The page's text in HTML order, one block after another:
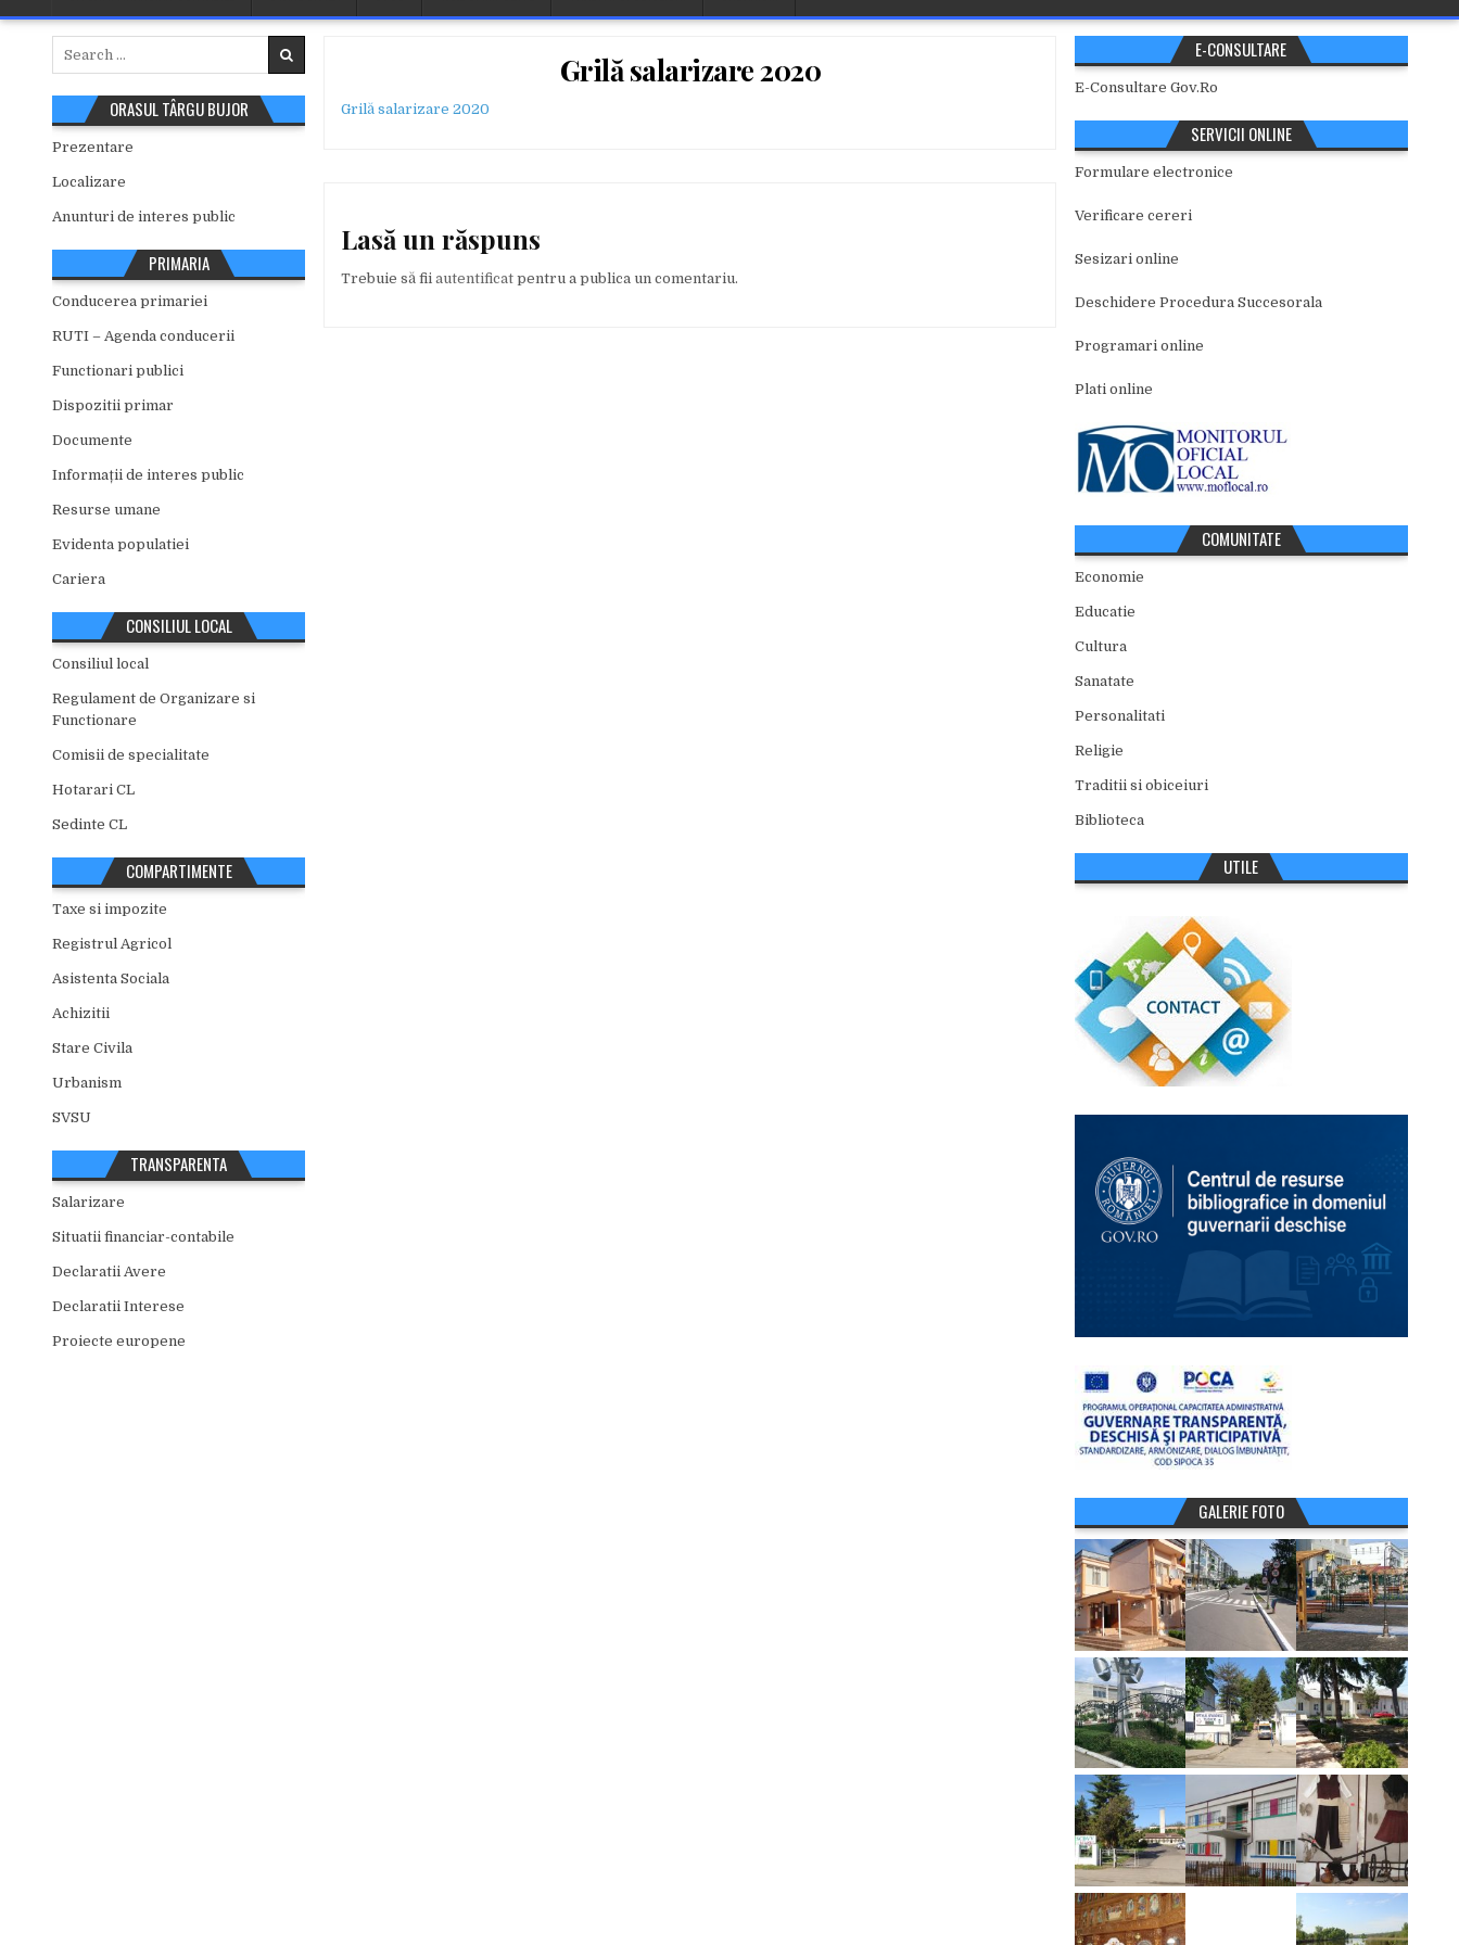
Grilă salarizare 2020
Grilă salarizare 2020
Lasă un răspuns
Trebuie să fiiautentificat pentru a publica un comentariu.
ORASUL TÂRGU BUJOR
Prezentare
Localizare
Anunturi de interes public
PRIMARIA
Conducerea primariei
RUTI – Agenda conducerii
Functionari publici
Dispozitii primar
Documente
Informații de interes public
Resurse umane
Evidenta populatiei
Cariera
CONSILIUL LOCAL
Consiliul local
Regulament de Organizare si
Functionare
Comisii de specialitate
Hotarari CL
Sedinte CL
COMPARTIMENTE
Taxe si impozite
Registrul Agricol
Asistenta Sociala
Achizitii
Stare Civila
Urbanism
SVSU
TRANSPARENTA
Salarizare
Situatii financiar-contabile
Declaratii Avere
Declaratii Interese
Proiecte europene
E-CONSULTARE
E-Consultare Gov.Ro
SERVICII ONLINE
Formulare electronice
Verificare cereri
Sesizari online
Deschidere Procedura Succesorala
Programari online
Plati online
COMUNITATE
Economie
Educatie
Cultura
Sanatate
Personalitati
Religie
Traditii si obiceiuri
Biblioteca
UTILE
GALERIE FOTO